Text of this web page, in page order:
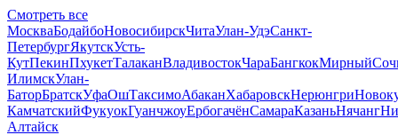
Смотреть все
МоскваБодайбоНовосибирскЧитаУлан-УдэСанкт-
ПетербургЯкутскУсть-
КутПекинПхукетТалаканВладивостокЧараБангкокМирный
ИлимскУлан-
БаторБратскУфаОшТаксимоАбаканХабаровскНерюнгри
КамчатскийФукуокГуанчжоуЕрбогачёнСамараКазаньНячанг
Алтайск